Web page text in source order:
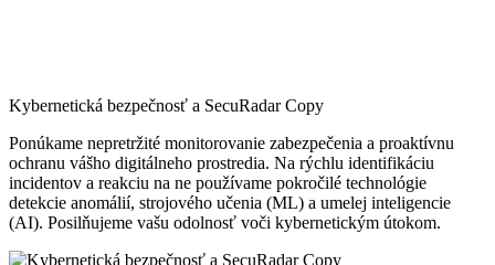
Kybernetická bezpečnosť a SecuRadar Copy
Ponúkame nepretržité monitorovanie zabezpečenia a proaktívnu
ochranu vášho digitálneho prostredia. Na rýchlu identifikáciu
incidentov a reakciu na ne používame pokročilé technológie
detekcie anomálií, strojového učenia (ML) a umelej inteligencie
(AI). Posilňujeme vašu odolnosť voči kybernetickým útokom.